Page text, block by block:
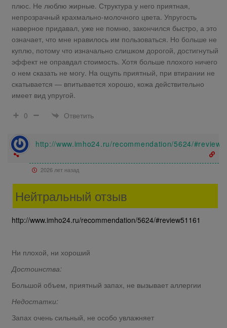
плюс. Не люблю жирные. Структура у него приятная,
непрозрачный крахмально-молочного цвета. Упругость
наверное придавал, уже не помню, закончился быстро, а это
означает, что мне нравилось им пользоваться. Но больше не
куплю, потому что изначально слишком дорогой, достигнутый
эффект не оправдал стоимость. Хотя больше плохого ничего
о нем сказать не могу. На ощупь приятный, при втирании не
скатывается — впитывается хорошо, кожа действительно
имеет вид упругой.
0
Ответить
http://www.imho24.ru/recommendation/5624/
2026 лет назад
Нейтральный отзыв
http://www.imho24.ru/recommendation/5624/#review51161
Ни плохой, ни хороший
Достоинства:
Большой объем, приятный запах, не вызывает аллергии
Недостатки:
Запах очень сильный, не особо увлажняет